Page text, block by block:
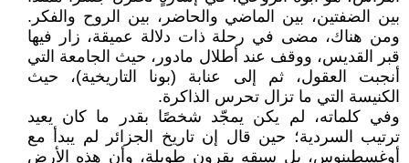
بين الضفتين، بين الماضي والحاضر، بين الروح والفكر.
ومن هناك، مضى في رحلة ذات دلالة عميقة، زار فيها
قبر القديس، ووقف عند أطلال مادور، حيث الجامعة التي
أنجبت العقول، ثم إلى عنابة (بونا التاريخية)، حيث
الكنيسة التي ما تزال تحرس الذاكرة.
وفي كلماته، لم يكن يمجّد شخصًا بقدر ما كان يعيد
ترتيب السردية؛ حين قال إن تاريخ الجزائر لم يبدأ مع
أوغسطينوس، بل سبقه بقرون طويلة، وأن هذه الأرض